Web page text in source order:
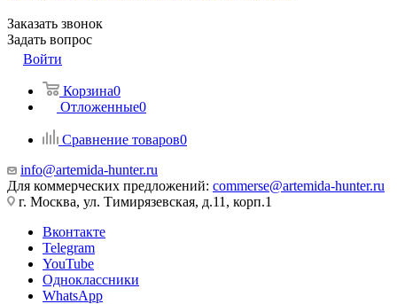
Заказать звонок
Задать вопрос
Войти
Корзина0
Отложенные0
Сравнение товаров0
info@artemida-hunter.ru
Для коммерческих предложений: commerse@artemida-hunter.ru
г. Москва, ул. Тимирязевская, д.11, корп.1
Вконтакте
Telegram
YouTube
Одноклассники
WhatsApp